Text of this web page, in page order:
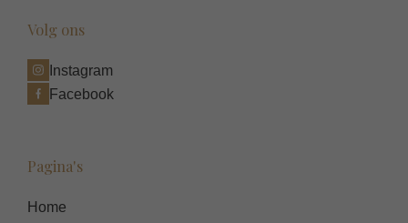
Pagina's
Home
Volg ons
Instagram
Facebook